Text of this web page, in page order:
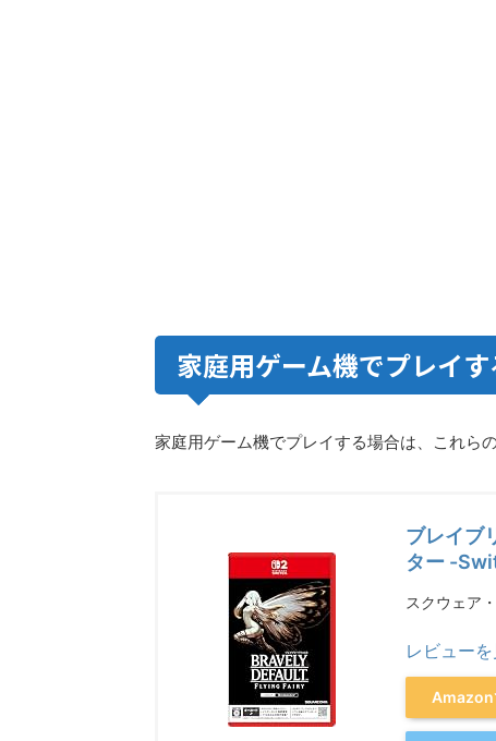
家庭用ゲーム機でプレイ
家庭用ゲーム機でプレイする場合は、これら
ブレイブ
ター -
スクウェア
レビューを
Amazon